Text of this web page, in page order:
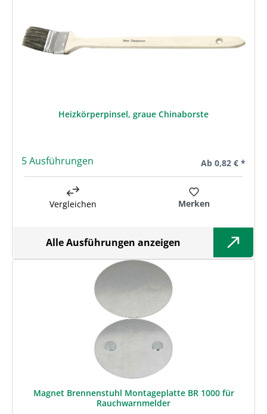
Heizkörperpinsel, graue Chinaborste
5 Ausführungen Regulärer Preis:
Ab 0,82 € *
Vergleichen Merken
Alle Ausführungen anzeigen
Magnet Brennenstuhl Montageplatte BR 1000 für
Rauchwarnmelder